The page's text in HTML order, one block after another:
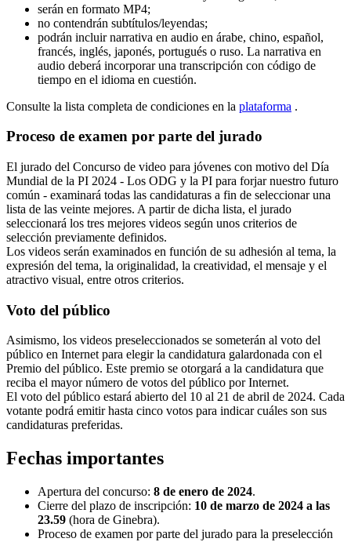
serán en formato MP4;
no contendrán subtítulos/leyendas;
podrán incluir narrativa en audio en árabe, chino, español,
francés, inglés, japonés, portugués o ruso. La narrativa en
audio deberá incorporar una transcripción con código de
tiempo en el idioma en cuestión.
Consulte la lista completa de condiciones en la plataforma .
Proceso de examen por parte del jurado
El jurado del Concurso de video para jóvenes con motivo del Día
Mundial de la PI 2024 - Los ODG y la PI para forjar nuestro futuro
común - examinará todas las candidaturas a fin de seleccionar una
lista de las veinte mejores. A partir de dicha lista, el jurado
seleccionará los tres mejores videos según unos criterios de
selección previamente definidos.
Los videos serán examinados en función de su adhesión al tema, la
expresión del tema, la originalidad, la creatividad, el mensaje y el
atractivo visual, entre otros criterios.
Voto del público
Asimismo, los videos preseleccionados se someterán al voto del
público en Internet para elegir la candidatura galardonada con el
Premio del público. Este premio se otorgará a la candidatura que
reciba el mayor número de votos del público por Internet.
El voto del público estará abierto del 10 al 21 de abril de 2024. Cada
votante podrá emitir hasta cinco votos para indicar cuáles son sus
candidaturas preferidas.
Fechas importantes
Apertura del concurso: 8 de enero de 2024.
Cierre del plazo de inscripción: 10 de marzo de 2024 a las
23.59 (hora de Ginebra).
Proceso de examen por parte del jurado para la preselección